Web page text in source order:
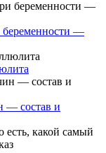
беременности —
— состав и